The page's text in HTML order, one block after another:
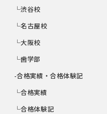
└渋谷校
└名古屋校
└大阪校
└歯学部
-合格実績・合格体験記
└合格実績
└合格体験記